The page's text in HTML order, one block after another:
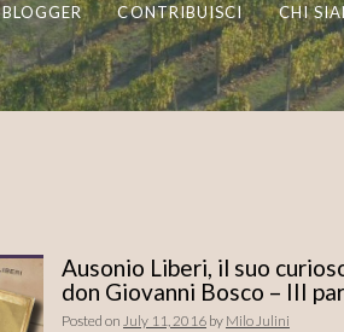
BLOGGER CONTRIBUISCI CHI
Ausonio Liberi, il suo
don Giovanni Bosco – III
Posted on July 11, 2016 by Milo Julini